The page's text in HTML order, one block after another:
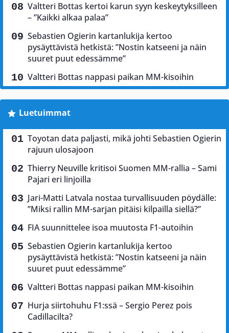
Valtteri Bottas kertoi karun syyn keskeytyksilleen
– ”Kaikki alkaa palaa”
Sebastien Ogierin kartanlukija kertoo
pysäyttävistä hetkistä: ”Nostin katseeni ja näin
suuret puut edessämme”
Valtteri Bottas nappasi paikan MM-kisoihin
Luetuimmat
Toyotan data paljasti, mikä johti Sebastien Ogierin
rajuun ulosajoon
Thierry Neuville kritisoi Suomen MM-rallia – Sami
Pajari eri linjoilla
Jari-Matti Latvala nostaa turvallisuuden pöydälle:
”Miksi rallin MM-sarjan pitäisi kilpailla siellä?”
FIA suunnittelee isoa muutosta F1-autoihin
Sebastien Ogierin kartanlukija kertoo
pysäyttävistä hetkistä: ”Nostin katseeni ja näin
suuret puut edessämme”
Valtteri Bottas nappasi paikan MM-kisoihin
Hurja siirtohuhu F1:ssä – Sergio Perez pois
Cadillacilta?